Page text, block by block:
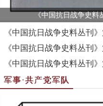
《中国抗日战争史料
《中国抗日战争史料丛刊
《中国抗日战争史料丛刊
《中国抗日战争史料丛刊
军事·共产党军队